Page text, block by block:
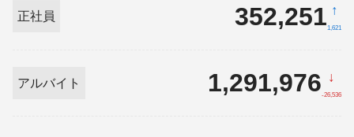
正社員 352,251 ↑
1,621
アルバイト 1,291,976 ↓
-26,536